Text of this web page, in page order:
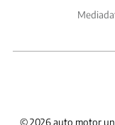
©2026 auto motor